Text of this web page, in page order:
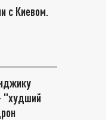
с Киевом.
"худший